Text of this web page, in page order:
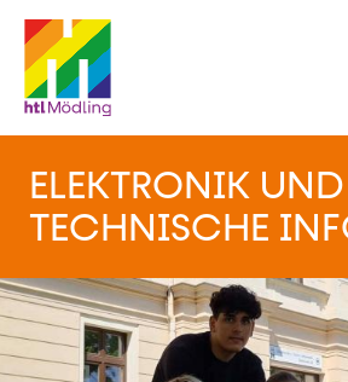
Direkt
zum
Inhalt
ELEKTRONIK UND
TECHNISCHE